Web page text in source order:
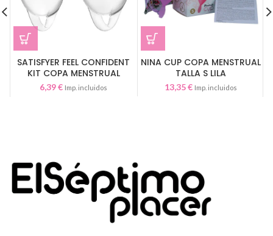
SATISFYER FEEL CONFIDENT
KIT COPA MENSTRUAL
TRANSPARENTE 15+20ML
6,39€ Imp. incluidos
NINA CUP COPA MENSTRUAL
TALLA S LILA
13,35€ Imp. incluidos